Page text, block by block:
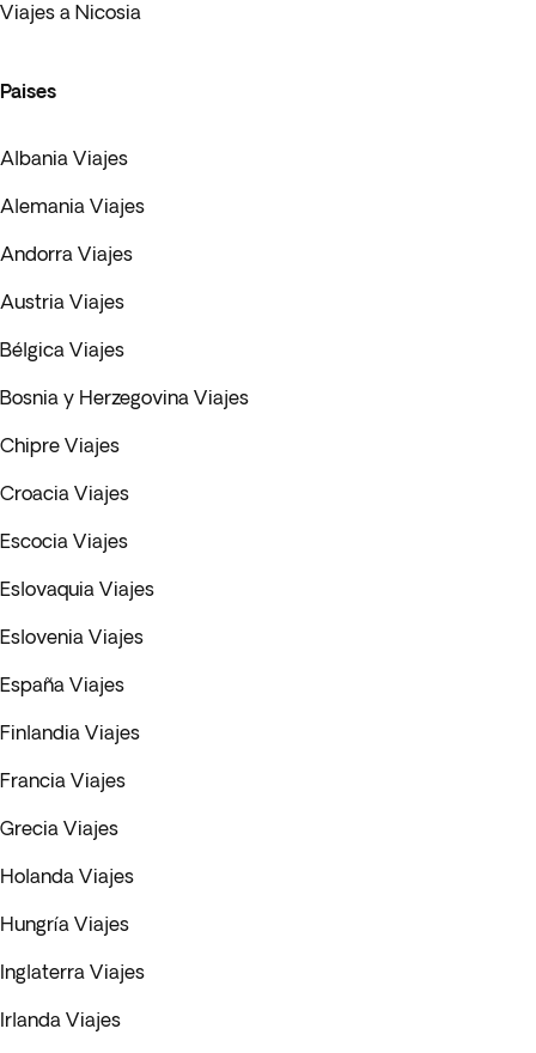
Viajes a Nicosia
Paises
Albania Viajes
Alemania Viajes
Andorra Viajes
Austria Viajes
Bélgica Viajes
Bosnia y Herzegovina Viajes
Chipre Viajes
Croacia Viajes
Escocia Viajes
Eslovaquia Viajes
Eslovenia Viajes
España Viajes
Finlandia Viajes
Francia Viajes
Grecia Viajes
Holanda Viajes
Hungría Viajes
Inglaterra Viajes
Irlanda Viajes